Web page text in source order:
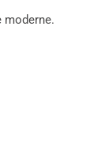
moderne.